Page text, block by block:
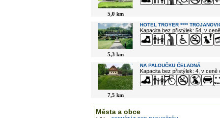
5,0 km
5,3 km
HOTEL TROYER ****
Kapacita bez přistýlek: 54, v
7,5 km
NA PALOUČKU ČELADNÁ
Kapacita bez přistýlek: 4, v ceně
Města a obce